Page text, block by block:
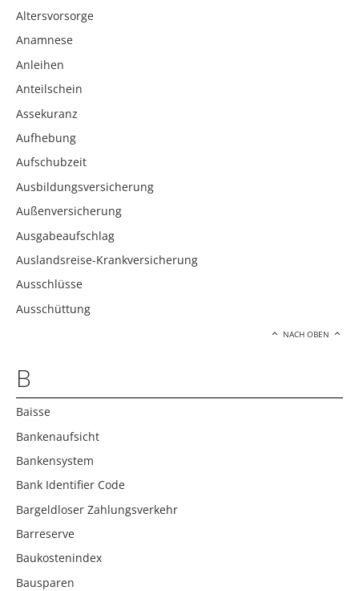
Altersvorsorge
Anamnese
Anleihen
Anteilschein
Assekuranz
Aufhebung
Aufschubzeit
Ausbildungsversicherung
Außenversicherung
Ausgabeaufschlag
Auslandsreise-Krankversicherung
Ausschlüsse
Ausschüttung
NACH OBEN
B
Baisse
Bankenaufsicht
Bankensystem
Bank Identifier Code
Bargeldloser Zahlungsverkehr
Barreserve
Baukostenindex
Bausparen